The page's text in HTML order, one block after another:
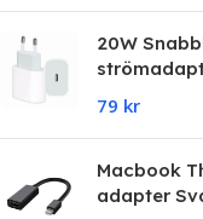
20W
79 kr
Macbook
adapter